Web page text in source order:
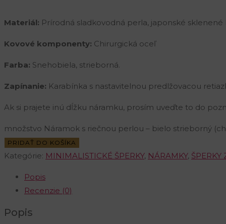
Materiál: Prírodná sladkovodná perla, japonské sklenené
Kovové komponenty: Chirurgická oceľ
Farba: Snehobiela, strieborná.
Zapínanie: Karabínka s nastavitelnou predlžovacou
Ak si prajete inú dĺžku náramku, prosím uveďte to do
množstvo Náramok s riečnou perlou – bielo strieborný
PRIDAŤ DO KOŠÍKA
Kategórie: MINIMALISTICKÉ ŠPERKY, NÁRAMKY, ŠPERKY
Popis
Recenzie (0)
Popis